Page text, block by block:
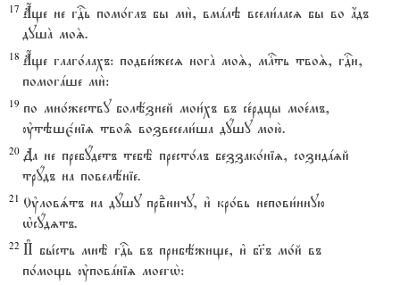
17 Ѓще не гDь помо1глъ бы ми2, вмaлэ всели1ласz бы во ѓдъ
душA моS.
18 Ѓще глаго1лахъ: подви1жесz ногA моS, млcть твоS, гDи,
помогaше ми2:
19 по мно1жеству болёзней мои1хъ въ се1рдцы мое1мъ,
ўтэшє1ніz тво‰ возвесели1ша дyшу мою2.
20 Да не пребyдетъ тебЁ престо1лъ беззако1ніz, созидazй
трyдъ на повелёніе.
21 Ўловsтъ на дyшу првdничу, и3 кро1вь непови1нную
њсyдzтъ.
22 И# бы1сть мнЁ гDь въ прибёжище, и3 бг7ъ мо1й въ
по1мощь ўповaніz моегw2: